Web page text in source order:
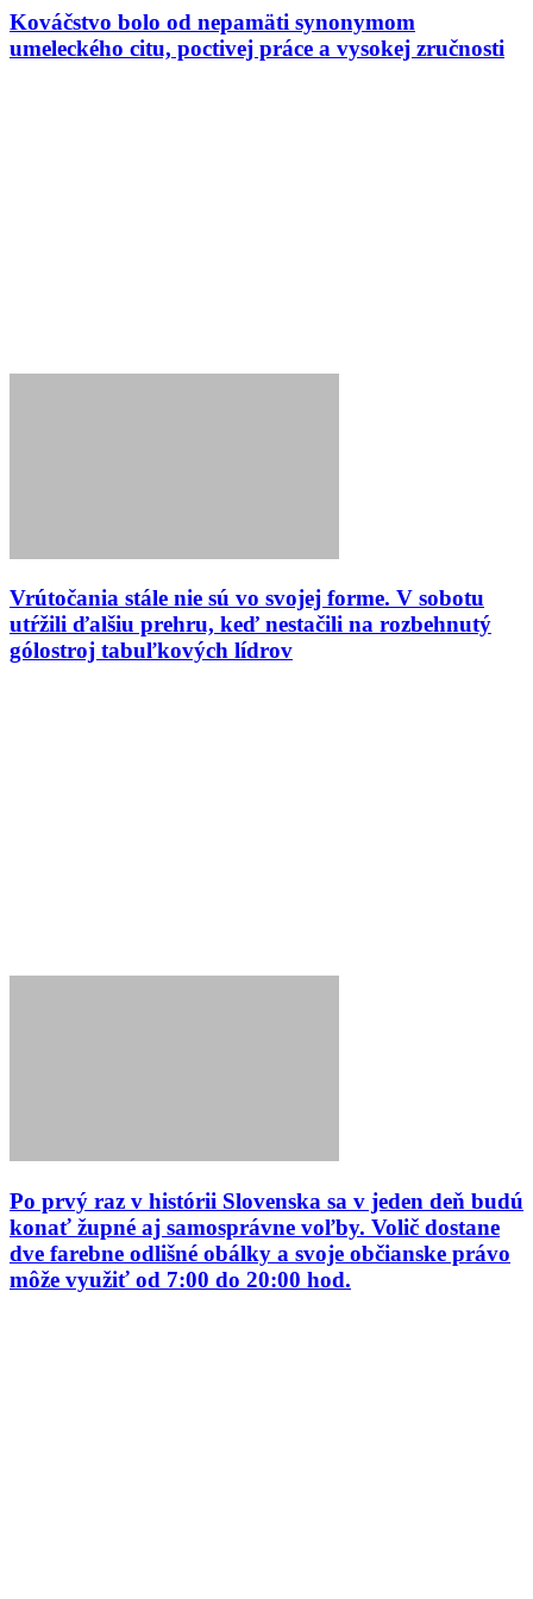
Kováčstvo bolo od nepamäti synonymom
umeleckého citu, poctivej práce a vysokej zručnosti
Vrútočania stále nie sú vo svojej forme. V sobotu
utŕžili ďalšiu prehru, keď nestačili na rozbehnutý
gólostroj tabuľkových lídrov
Po prvý raz v histórii Slovenska sa v jeden deň budú
konať župné aj samosprávne voľby. Volič dostane
dve farebne odlišné obálky a svoje občianske právo
môže využiť od 7:00 do 20:00 hod.